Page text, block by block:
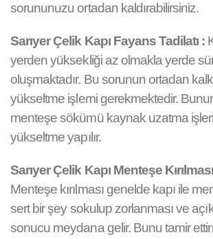
sorununuzu ortadan kaldırabilirsiniz.
Sarıyer Çelik Kapı Fayans Tadilatı :
yerden yüksekliği az olmakla yerde
oluşmaktadır. Bu sorunun ortadan
yükseltme işlemi gerekmektedir.
menteşe sökümü kaynak uzatma
yükseltme yapılır.
Sarıyer Çelik Kapı Menteşe
Menteşe kırılması genelde kapı ile
sert bir şey sokulup zorlanması ve
sonucu meydana gelir. Bunu tamir